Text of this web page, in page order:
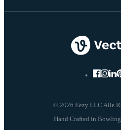
© 2026 Eezy LLC Alle